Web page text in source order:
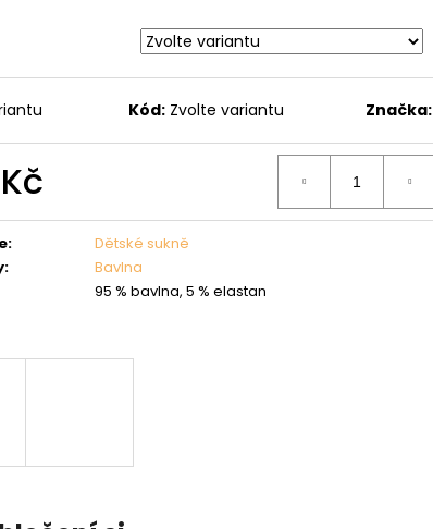
Kód: Zvolte variantu Značka:
:
Dětské sukně
:
Bavlna
95 % bavlna, 5 % elastan